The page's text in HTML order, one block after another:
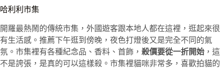
哈利利市集
開羅最熱鬧的傳統市集，外國遊客跟本地人都在這裡，逛起來很
有生活感。推薦下午逛到傍晚，夜色打燈後又是完全不同的氣
氛。市集裡有各種紀念品、香料、首飾， 殺價要從一折開始 ，這
不是誇張，是真的可以這樣殺。市集裡貓咪非常多，喜歡拍貓的